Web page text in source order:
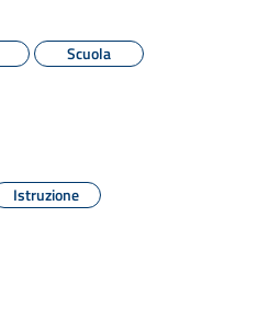
Scuola
Istruzione